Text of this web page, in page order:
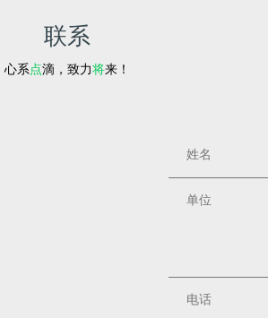
联系
心系点滴，致力将来！